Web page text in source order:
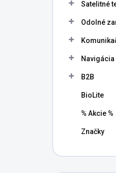
Satelitné
Odolné
Navigácia
B2B
BioLite
% Akcie %
Značky